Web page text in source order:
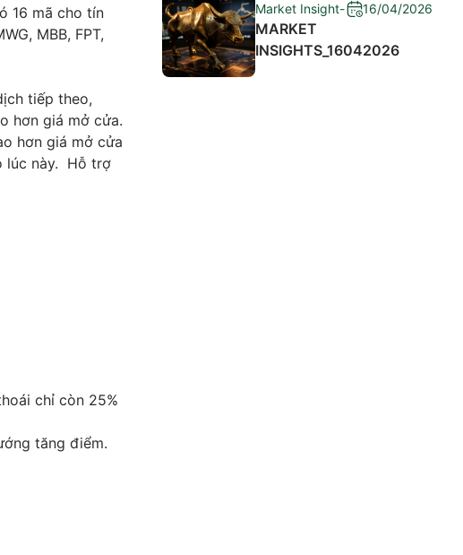
16 mã cho tín
MBB, FPT,
tiếp theo,
hơn giá mở cửa.
hơn giá mở cửa
lúc này. Hỗ trợ
chỉ còn 25%
tăng điểm.
Market Insight- 16/04/2026
MARKET
INSIGHTS_16042026